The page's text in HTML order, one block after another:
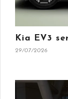
Kia EV3
29/07/2026